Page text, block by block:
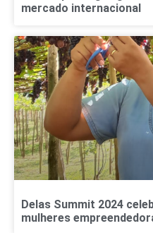
mercado internacional
Delas Summit 2024
mulheres